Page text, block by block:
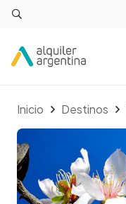
Inicio Destinos